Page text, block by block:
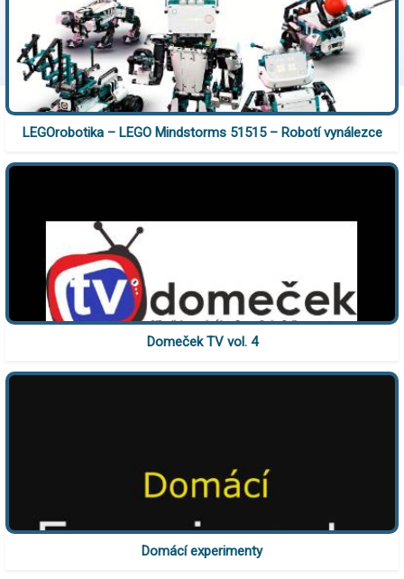
LEGOrobotika – LEGO Mindstorms 51515 – Robotí vynálezce
Domeček TV vol. 4
Domácí experimenty